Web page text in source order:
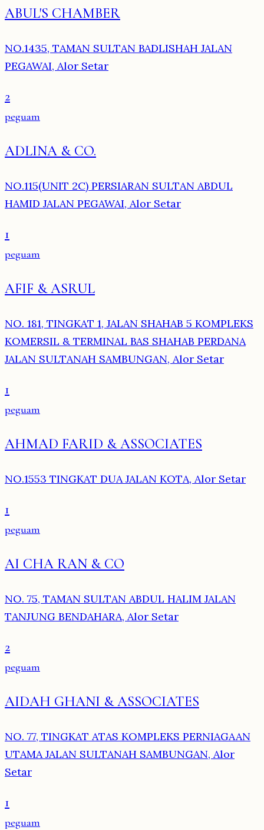
ABUL'S CHAMBER
NO.1435, TAMAN SULTAN BADLISHAH JALAN
PEGAWAI, Alor Setar
2
peguam
ADLINA & CO.
NO.115(UNIT 2C) PERSIARAN SULTAN ABDUL
HAMID JALAN PEGAWAI, Alor Setar
1
peguam
AFIF & ASRUL
NO. 181, TINGKAT 1, JALAN SHAHAB 5 KOMPLEKS
KOMERSIL & TERMINAL BAS SHAHAB PERDANA
JALAN SULTANAH SAMBUNGAN, Alor Setar
1
peguam
AHMAD FARID & ASSOCIATES
NO.1553 TINGKAT DUA JALAN KOTA, Alor Setar
1
peguam
AI CHA RAN & CO
NO. 75, TAMAN SULTAN ABDUL HALIM JALAN
TANJUNG BENDAHARA, Alor Setar
2
peguam
AIDAH GHANI & ASSOCIATES
NO. 77, TINGKAT ATAS KOMPLEKS PERNIAGAAN
UTAMA JALAN SULTANAH SAMBUNGAN, Alor
Setar
1
peguam